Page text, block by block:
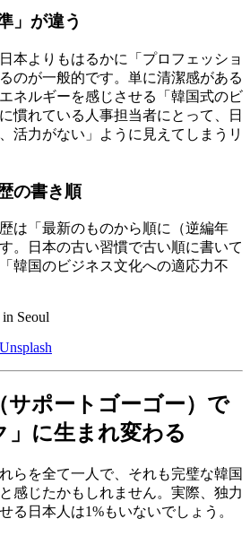
」が違う
本よりもはるかに「プロフェッショ
のが一般的です。単に清潔感がある
ネルギーを感じさせる「韓国式のビ
慣れている人事担当者にとって、日
活力がない」ように見えてしまうリ
の書き順
は「最新のものから順に（逆編年
。日本の古い習慣で古い順に書いて
韓国のビジネス文化への適応力不
Unsplash
サポートゴーゴー）で
」に生まれ変わる
らを全て一人で、それも完璧な韓国
感じたかもしれません。実際、独力
る日本人は1%もいないでしょう。